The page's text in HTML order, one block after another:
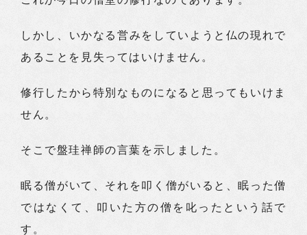
しかし、いかなる営みをしていようと仏の現れで
あることを見失ってはいけません。
修行したから特別なものになると思ってもいけま
せん。
そこで盤珪禅師の言葉を示しました。
眠る僧がいて、それを叩く僧がいると、眠った僧
ではなくて、叩いた方の僧を叱ったという話で
す。